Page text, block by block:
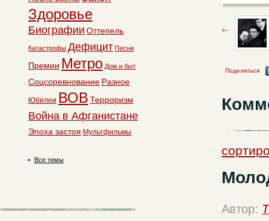
Поделиться
Автор:
Здоровье
Биографии Оттепель
Катастрофы Дефицит Песни
Премии Метро Дом и быт
Соцсоревнование Разное
Юбилеи ВОВ Терроризм
Война в Афганистане
Эпоха застоя Мультфильмы
Все темы